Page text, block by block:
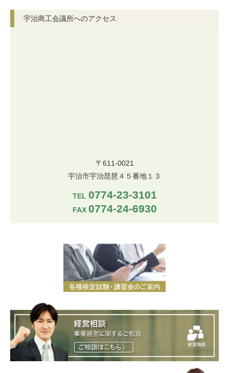
宇治商工会議所へのアクセス
〒611-0021
宇治市宇治琵琶４５番地１３
TEL 0774-23-3101
FAX 0774-24-6930